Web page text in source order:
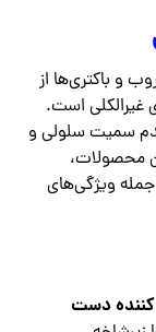
و باکتری‌ها از
است.
سمیت سلولی و
جمله ویژگی‌های
دست